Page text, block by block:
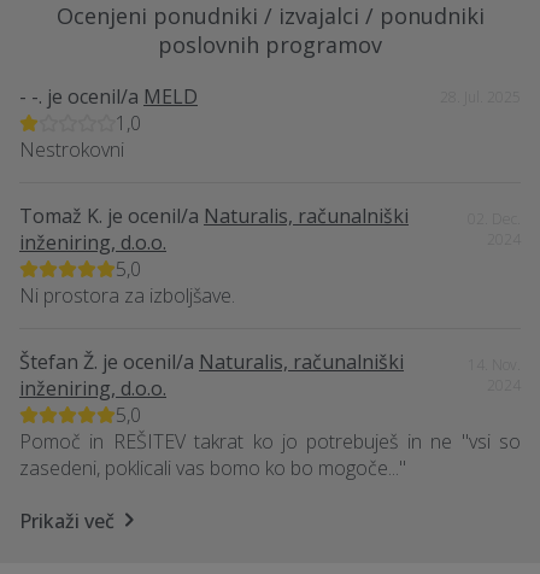
Ocenjeni ponudniki / izvajalci / ponudniki
poslovnih programov
- -. je ocenil/a MELD
1,0
Nestrokovni
Tomaž K. je ocenil/a Naturalis, računalniški
inženiring, d.o.o.
5,0
Ni prostora za izboljšave.
Štefan Ž. je ocenil/a Naturalis, računalniški
inženiring, d.o.o.
5,0
Pomoč in REŠITEV takrat ko jo potrebuješ in ne "vsi so
zasedeni, poklicali vas bomo ko bo mogoče..."
Prikaži več